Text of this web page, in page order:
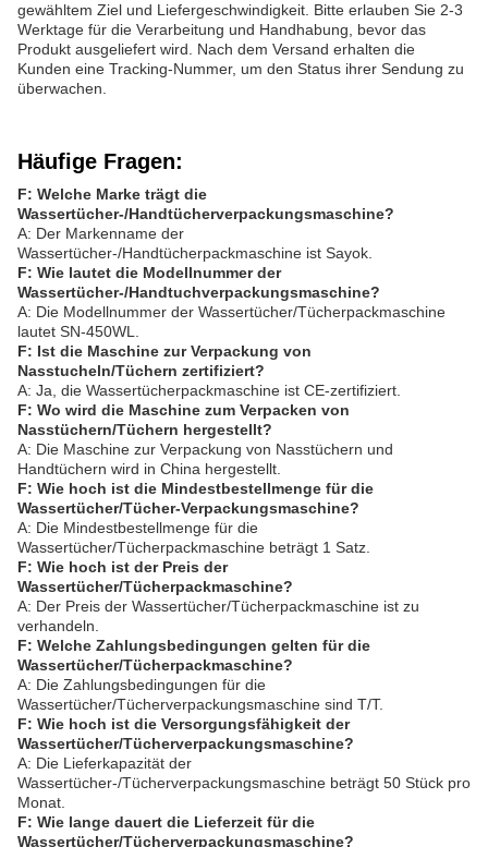
gewähltem Ziel und Liefergeschwindigkeit. Bitte erlauben Sie 2-3
Werktage für die Verarbeitung und Handhabung, bevor das
Produkt ausgeliefert wird. Nach dem Versand erhalten die
Kunden eine Tracking-Nummer, um den Status ihrer Sendung zu
überwachen.
Häufige Fragen:
F: Welche Marke trägt die
Wassertücher-/Handtücherverpackungsmaschine?
A: Der Markenname der
Wassertücher-/Handtücherpackmaschine ist Sayok.
F: Wie lautet die Modellnummer der
Wassertücher-/Handtuchverpackungsmaschine?
A: Die Modellnummer der Wassertücher/Tücherpackmaschine
lautet SN-450WL.
F: Ist die Maschine zur Verpackung von
Nasstucheln/Tüchern zertifiziert?
A: Ja, die Wassertücherpackmaschine ist CE-zertifiziert.
F: Wo wird die Maschine zum Verpacken von
Nasstüchern/Tüchern hergestellt?
A: Die Maschine zur Verpackung von Nasstüchern und
Handtüchern wird in China hergestellt.
F: Wie hoch ist die Mindestbestellmenge für die
Wassertücher/Tücher-Verpackungsmaschine?
A: Die Mindestbestellmenge für die
Wassertücher/Tücherpackmaschine beträgt 1 Satz.
F: Wie hoch ist der Preis der
Wassertücher/Tücherpackmaschine?
A: Der Preis der Wassertücher/Tücherpackmaschine ist zu
verhandeln.
F: Welche Zahlungsbedingungen gelten für die
Wassertücher/Tücherpackmaschine?
A: Die Zahlungsbedingungen für die
Wassertücher/Tücherverpackungsmaschine sind T/T.
F: Wie hoch ist die Versorgungsfähigkeit der
Wassertücher/Tücherverpackungsmaschine?
A: Die Lieferkapazität der
Wassertücher-/Tücherverpackungsmaschine beträgt 50 Stück pro
Monat.
F: Wie lange dauert die Lieferzeit für die
Wassertücher/Tücherverpackungsmaschine?